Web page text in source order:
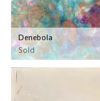
Sold
Denebola